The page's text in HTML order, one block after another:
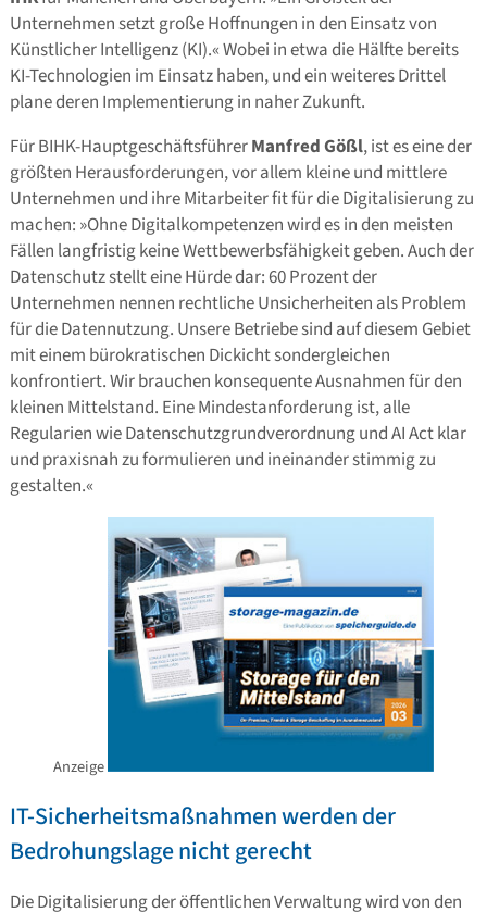
Unternehmen setzt große Hoffnungen in den Einsatz von
Künstlicher Intelligenz (KI).« Wobei in etwa die Hälfte bereits
KI-Technologien im Einsatz haben, und ein weiteres Drittel
plane deren Implementierung in naher Zukunft.
Für BIHK-HauptgeschäftsführerManfred Gößl, ist es eine der
größten Herausforderungen, vor allem kleine und mittlere
Unternehmen und ihre Mitarbeiter fit für die Digitalisierung zu
machen: »Ohne Digitalkompetenzen wird es in den meisten
Fällen langfristig keine Wettbewerbsfähigkeit geben. Auch der
Datenschutz stellt eine Hürde dar: 60 Prozent der
Unternehmen nennen rechtliche Unsicherheiten als Problem
für die Datennutzung. Unsere Betriebe sind auf diesem Gebiet
mit einem bürokratischen Dickicht sondergleichen
konfrontiert. Wir brauchen konsequente Ausnahmen für den
kleinen Mittelstand. Eine Mindestanforderung ist, alle
Regularien wie Datenschutzgrundverordnung und AI Act klar
und praxisnah zu formulieren und ineinander stimmig zu
gestalten.«
Anzeige
IT-Sicherheitsmaßnahmen werden der
Bedrohungslage nicht gerecht
Die Digitalisierung der öffentlichen Verwaltung wird von den